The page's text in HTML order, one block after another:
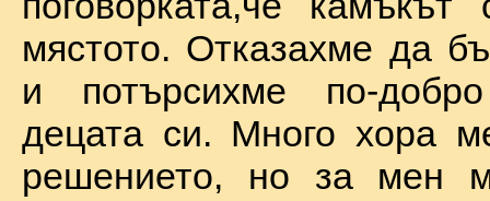
мястото. Отказахме да
и потърсихме по-
децата си. Много хора
решението, но за мен